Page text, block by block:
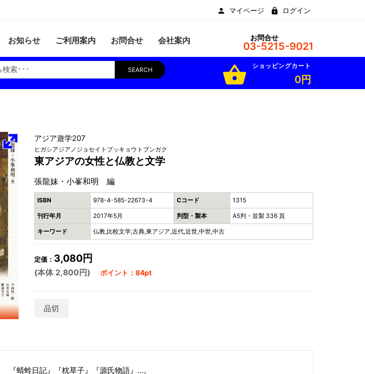
マイページ ログイン
お知らせ ご利用案内 お問合せ 会社案内 お問合せ
03-5215-9021
SEARCH shopping_basket ショッピングカート
0円
アジア遊学207
ヒガシアジアノジョセイトブッキョウトブンガク
東アジアの女性と仏教と文学
張龍妹・小峯和明 編
ISBN 978-4-585-22673-4 Cコード 1315
刊行年月 2017年5月 判型・製本 A5判・並製 336 頁
キーワード 仏教,比較文学,古典,東アジア,近代,近世,中世,中古
定価： 3,080円
(本体 2,800円) ポイント：84pt
品切
『蜻蛉日記』『枕草子』『源氏物語』…。